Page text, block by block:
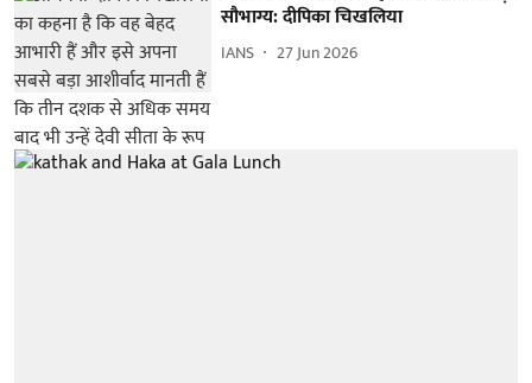
सौभाग्य: दीपिका चिखलिया
IANS 27 Jun 2026